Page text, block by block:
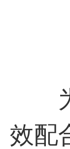
为
效配